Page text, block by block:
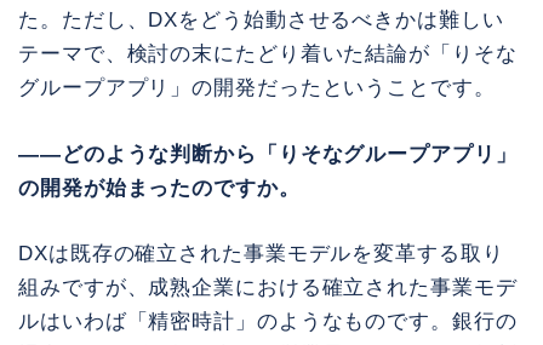
た。ただし、DXをどう始動させるべきかは難しい
テーマで、検討の末にたどり着いた結論が「りそな
グループアプリ」の開発だったということです。
――どのような判断から「りそなグループアプリ」
の開発が始まったのですか。
DXは既存の確立された事業モデルを変革する取り
組みですが、成熟企業における確立された事業モデ
ルはいわば「精密時計」のようなものです。銀行の